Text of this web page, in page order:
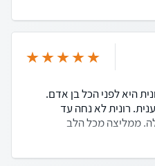
היא לפני הכל בן אדם.
רונית לא נחה עד
ממליצה מכל הלב